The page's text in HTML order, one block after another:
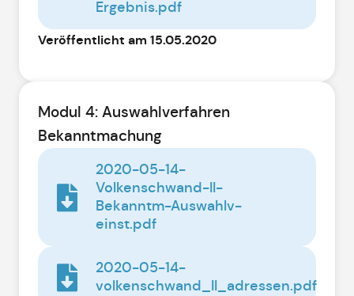
Ergebnis.pdf
Veröffentlicht am 15.05.2020
Modul 4: Auswahlverfahren
Bekanntmachung
2020-05-14-
Volkenschwand-II-
Bekanntm-Auswahlv-
einst.pdf
2020-05-14-
volkenschwand_II_adressen.pdf